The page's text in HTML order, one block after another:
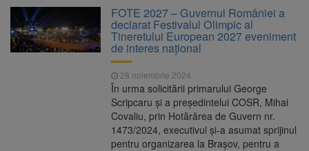
FOTE 2027 – Guvernul României a
declarat Festivalul Olimpic al
Tineretului European 2027 eveniment
de interes național
28 noiembrie 2024
În urma solicitării primarului George
Scripcaru și a președintelui COSR, Mihai
Covaliu, prin Hotărârea de Guvern nr.
1473/2024, executivul și-a asumat sprijinul
pentru organizarea la Brașov, pentru a